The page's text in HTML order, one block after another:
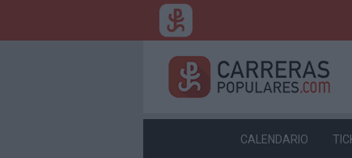
CALENDARIO